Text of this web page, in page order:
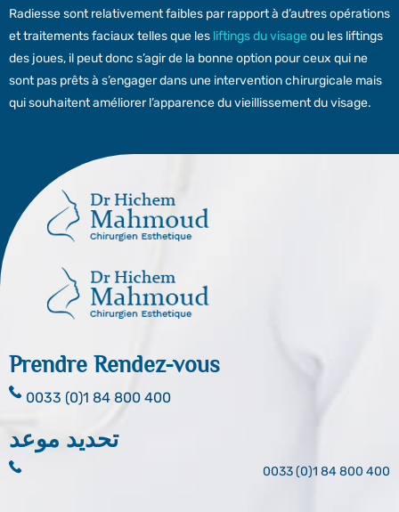
Radiesse sont relativement faibles par rapport à d’autres opérations
et traitements faciaux telles que les liftings du visage ou les liftings
des joues, il peut donc s’agir de la bonne option pour ceux qui ne
sont pas prêts à s’engager dans une intervention chirurgicale mais
qui souhaitent améliorer l’apparence du vieillissement du visage.
Prendre Rendez-vous
0033 (0)1 84 800 400
تحديد موعد
0033 (0)1 84 800 400